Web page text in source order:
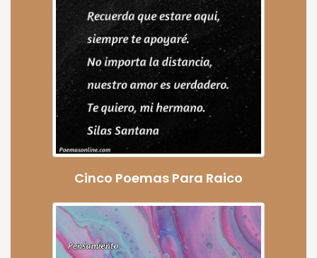
Cinco Poemas Para Raico